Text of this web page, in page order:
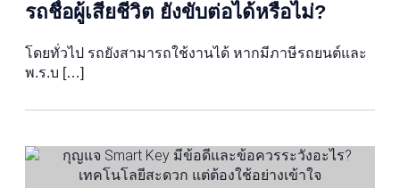
รถชื่อผู้เสียชีวิต ยังขับต่อได้หรือไม่?
โดยทั่วไป รถยังสามารถใช้งานได้ หากมีภาษีรถยนต์และ
พ.ร.บ […]